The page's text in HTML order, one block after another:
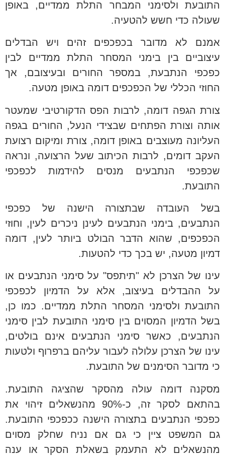
התובעת ולסימני המבחר התלת ממדיים, באופן
שעולה כדי חשש להטעיה.
אמנם לא מדובר בכפכפים זהים ויש הבדלים
עיצוביים בין בימני המסחר התלת ממדיים לבין
כפכפי הנתבעת, במספר החורים ובעיצובם, אך
החוזי הכללי של הכפכפים דומה באופן מטעה.
צורת הגפה דומה, לרבות הפס הדקורטיבי שמעטר
אותה וצורת הפתחים שבצידי הנעל, החורים בגפה
העליונה מעוצבים באופן דומה, צורת ומיקום רצועת
העקב דומים, לרבות הכיתוב שעל הרצועה, ונראה
שכפכפי הנתבעים מנסים להידמות לכפכפי
התובעת.
בשל העובדה שבתצורה הישנה של כפכפי
הנתבעים, בימני הנתבעים לעינן ניכרים לעין, וחוזי
הכפכפים, שהוא הדבר הבולט ביותר לעין, דומה
דמיון מטעה, יש בכך כדי להטעות.
עינו של הצרכן לא "תיתפס" על סימני הנתבעים או
על ההבדלים בעיצוב, אלא על הדמיון לכפכפי
התובעת ולסימני המסחר התלת ממדיים. כמו כן,
בשל הדמיון המסוים בין סימני התובעת לבין סימני
הנתבעים, כאשר סימני הנתבעים אינם בולטים,
עינו של הצרכן עלולה לעבור עליהם ברפרוף ולטעות
כי מדובר הסימנים של התובעת.
מסקנה דומה עולה מהסקר שהציגה התובעת.
בהתאם לסקר זה, כ-90% מהנשאלים זיהוי את
כפכפי הנתבעים בתצורה הישנה ככפכפי התובעת.
גם המשפט ציין כי גם אם נניח שחלק מסוים
מהנשאלים לא התעמק בשאלת הסקר או ענה